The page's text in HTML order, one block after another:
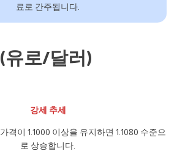
료로 간주됩니다.
(유로/달러)
강세 추세
가격이 1.1000 이상을 유지하면 1.1080 수준으
로 상승합니다.